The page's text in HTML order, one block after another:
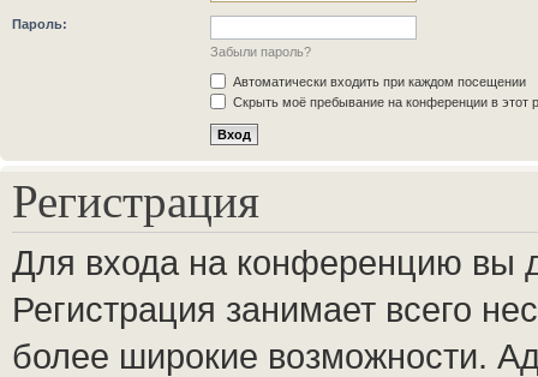
Пароль:
Забыли пароль?
Автоматически входить при каждом посещении
Скрыть моё пребывание на конференции в этот
Регистрация
Для входа на конференцию вы
Регистрация занимает всего
более широкие возможности.